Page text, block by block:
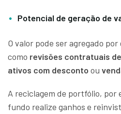
Potencial de geração de
O valor pode ser agregado
como revisões contratuais
ativos com desconto ou
A reciclagem de portfólio, por
fundo realize ganhos e